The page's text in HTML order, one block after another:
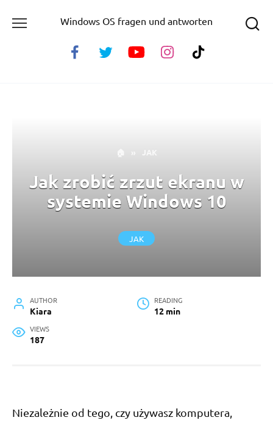
Windows OS fragen und antworten
🏠 JAK
Jak zrobić zrzut ekranu w
systemie Windows 10
JAK
AUTHOR
Kiara
READING
12 min
VIEWS
187
Niezależnie od tego, czy używasz komputera,